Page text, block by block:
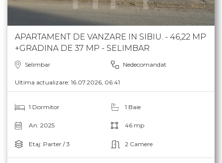
APARTAMENT DE VANZARE IN SIBIU. - 46,22 MP
+GRADINA DE 37 MP - SELIMBAR
Selimbar Nedecomandat
Ultima actualizare: 16.07.2026, 06:41
1 Dormitor 1 Baie
An: 2025 46 mp
Etaj: Parter / 3 2 Camere